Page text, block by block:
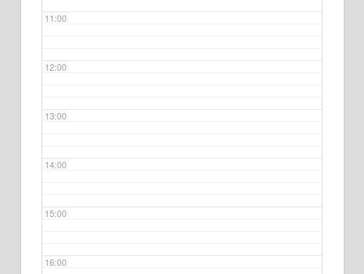
11:00
12:00
13:00
14:00
15:00
16:00